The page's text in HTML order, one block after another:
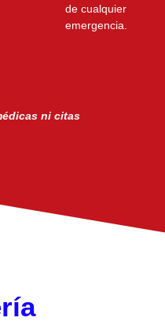
de cualquier
emergencia.
ni citas